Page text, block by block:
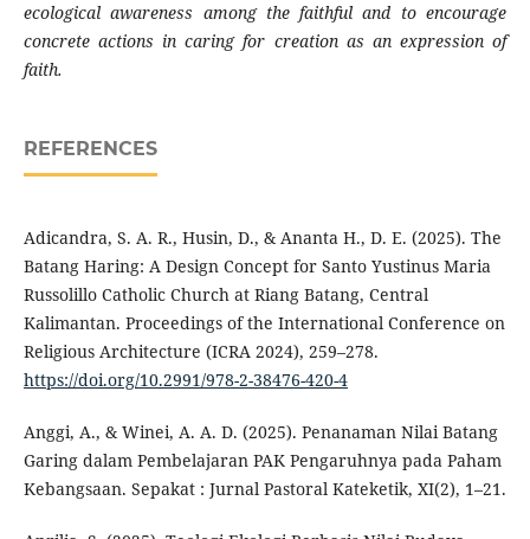
ecological awareness among the faithful and to encourage
concrete actions in caring for creation as an expression of
faith.
REFERENCES
Adicandra, S. A. R., Husin, D., & Ananta H., D. E. (2025). The
Batang Haring: A Design Concept for Santo Yustinus Maria
Russolillo Catholic Church at Riang Batang, Central
Kalimantan. Proceedings of the International Conference on
Religious Architecture (ICRA 2024), 259–278.
https://doi.org/10.2991/978-2-38476-420-4
Anggi, A., & Winei, A. A. D. (2025). Penanaman Nilai Batang
Garing dalam Pembelajaran PAK Pengaruhnya pada Paham
Kebangsaan. Sepakat : Jurnal Pastoral Kateketik, XI(2), 1–21.